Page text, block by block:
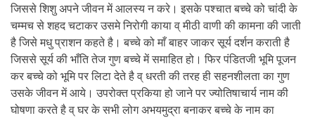
जिससे शिशु अपने जीवन में आलस्य न करे। इसके पश्चात बच्चे को चांदी के
चम्मच से शहद चटाकर उसमे निरोगी काया व् मीठी वाणी की कामना की जाती
है जिसे मधु प्राशन कहते है। बच्चे को माँ बाहर जाकर सूर्य दर्शन कराती है
जिससे सूर्य की भाँति तेज गुण बच्चे में समाहित हो। फिर पंडितजी भूमि पूजन
कर बच्चे को भूमि पर लिटा देते है व् धरती की तरह ही सहनशीलता का गुण
उसके जीवन में आये। उपरोक्त प्रकिया हो जाने पर ज्योतिषाचार्य नाम की
घोषणा करते है व् घर के सभी लोग अभयमुद्रा बनाकर बच्चे के नाम का